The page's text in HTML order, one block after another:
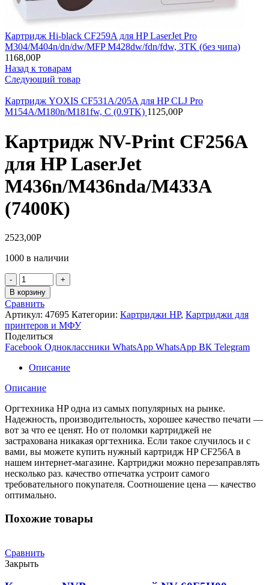
Картридж Hi-black CF259A для HP LaserJet Pro
M304/M404n/dn/dw/MFP M428dw/fdn/fdw, 3TK (без чипа)
1168,00Р
Назад к товарам
Следующий товар
Картридж YOXIS CF531A/205A для HP CLJ Pro
M154A/M180n/M181fw, C (0.9TK) 1125,00Р
Картридж NV-Print CF256A
для HP LaserJet
M436n/M436nda/M433A
(7400К)
2523,00Р
1000 в наличии
Количество
товара
Картридж
NV-
Print
CF256A
для
HP
LaserJet
M436n/M436nda/M433A
(7400К)
В корзину
Сравнить
Артикул: 47695 Категории: Картриджи HP, Картриджи для
принтеров и МФУ
Поделиться
Facebook Одноклассники WhatsApp WhatsApp ВК Telegram
Описание
Описание
Оргтехника HP одна из самых популярных на рынке.
Надежность, производительность, хорошее качество печати —
вот за что ее ценят. Но от поломки картриджей не
застрахована никакая оргтехника. Если такое случилось и с
вами, вы можете купить нужный картридж HP CF256A в
нашем интернет-магазине. Картриджи можно перезаправлять
несколько раз. качество отпечатка устроит самого
требовательного покупателя. Соотношение цена — качество
оптимально.
Похожие товары
Сравнить
Закрыть